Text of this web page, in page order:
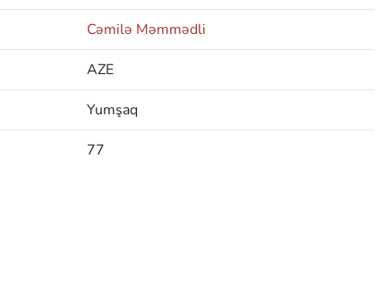
Cəmilə Məmmədli
AZE
Yumşaq
77